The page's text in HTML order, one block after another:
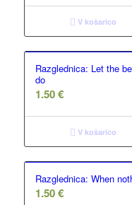
V košarico
Razglednica: Let the
do
1.50€
V košarico
Razglednica: When
1.50€